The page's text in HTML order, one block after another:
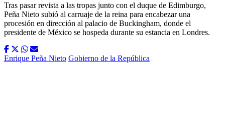
Tras pasar revista a las tropas junto con el duque de Edimburgo,
Peña Nieto subió al carruaje de la reina para encabezar una
procesión en dirección al palacio de Buckingham, donde el
presidente de México se hospeda durante su estancia en Londres.
Enrique Peña Nieto Gobierno de la República